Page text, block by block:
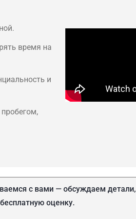
время на
и
с вами — обсуждаем детали,
оценку.